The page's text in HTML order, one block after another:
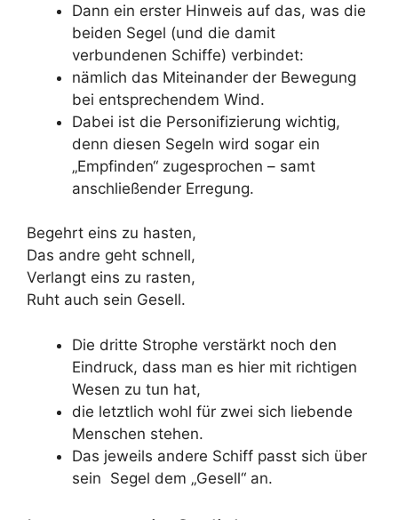
Dann ein erster Hinweis auf das, was die
beiden Segel (und die damit
verbundenen Schiffe) verbindet:
nämlich das Miteinander der Bewegung
bei entsprechendem Wind.
Dabei ist die Personifizierung wichtig,
denn diesen Segeln wird sogar ein
„Empfinden“ zugesprochen – samt
anschließender Erregung.
Begehrt eins zu hasten,
Das andre geht schnell,
Verlangt eins zu rasten,
Ruht auch sein Gesell.
Die dritte Strophe verstärkt noch den
Eindruck, dass man es hier mit richtigen
Wesen zu tun hat,
die letztlich wohl für zwei sich liebende
Menschen stehen.
Das jeweils andere Schiff passt sich über
sein Segel dem „Gesell“ an.